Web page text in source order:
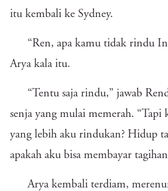
itu kembali ke Sydney.
“Ren, apa kamu tidak rindu
Arya kala itu.
“Tentu saja rindu,” jawab
senja yang mulai memerah. “Tapi
yang lebih aku rindukan? Hidup
apakah aku bisa membayar
Arya kembali terdiam,